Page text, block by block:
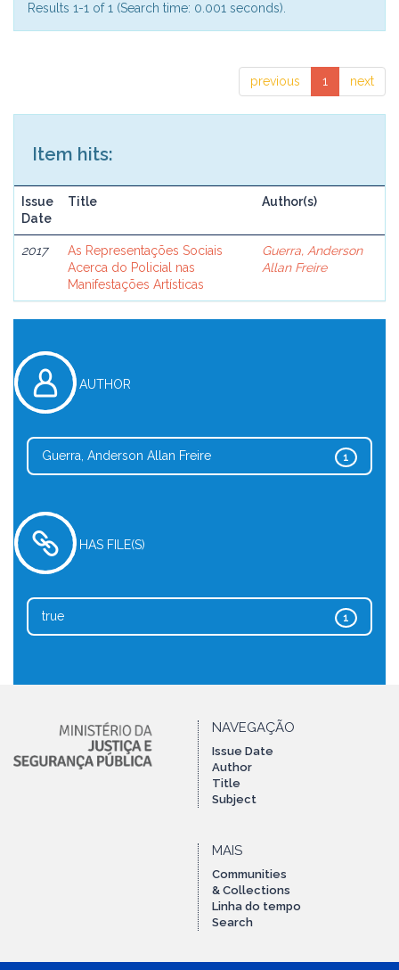
Results 1-1 of 1 (Search time: 0.001 seconds).
previous 1 next
Item hits:
Issue
Date
Title Author(s)
2017
As Representações Sociais
Acerca do Policial nas
Manifestações Artísticas
Guerra, Anderson
Allan Freire
AUTHOR
1
Guerra, Anderson Allan Freire
HAS FILE(S)
1
true
NAVEGAÇÃO
Issue Date
Author
Title
Subject
MAIS
Communities
& Collections
Linha do tempo
Search